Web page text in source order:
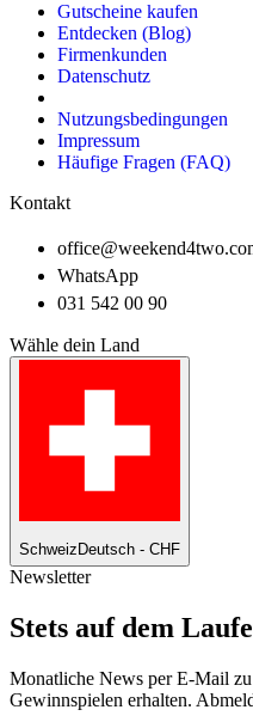
Gutscheine kaufen
Entdecken (Blog)
Firmenkunden
Datenschutz
Nutzungsbedingungen
Impressum
Häufige Fragen (FAQ)
Kontakt
WhatsApp
031 542 00 90
Wähle dein Land
Schweiz Deutsch - CHF
Newsletter
Stets auf dem
Monatliche News per E-Mail
Gewinnspielen erhalten.